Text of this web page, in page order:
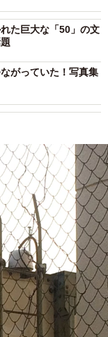
た巨大な「50」の文
がっていた！写真集